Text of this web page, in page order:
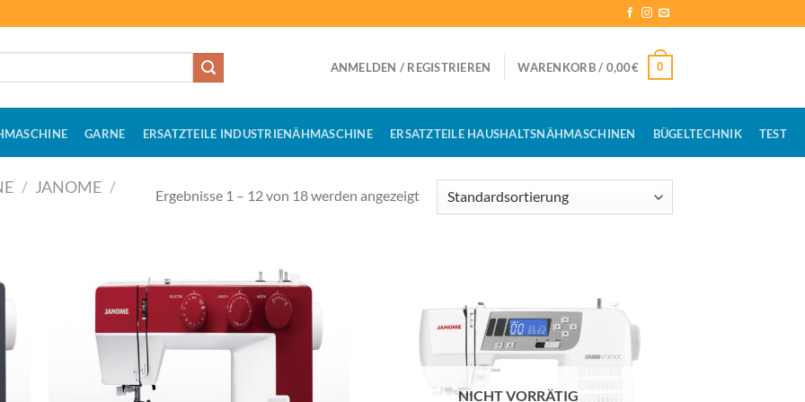
ANMELDEN / REGISTRIEREN WARENKORB / 0,00€ 0
GARNE ERSATZTEILE INDUSTRIENÄHMASCHINE ERSATZTEILE HAUSHALTSNÄHMASCHINEN BÜGELTECHNIK TEST
/ JANOME /
Ergebnisse 1 – 12 von 18 werden angezeigt
NICHT VORRÄTIG